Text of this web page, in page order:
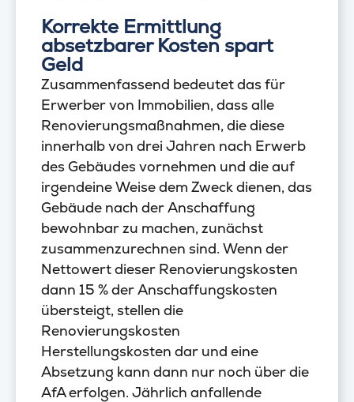
Korrekte Ermittlung
absetzbarer Kosten spart
Geld
Zusammenfassend bedeutet das für
Erwerber von Immobilien, dass alle
Renovierungsmaßnahmen, die diese
innerhalb von drei Jahren nach Erwerb
des Gebäudes vornehmen und die auf
irgendeine Weise dem Zweck dienen, das
Gebäude nach der Anschaffung
bewohnbar zu machen, zunächst
zusammenzurechnen sind. Wenn der
Nettowert dieser Renovierungskosten
dann 15 % der Anschaffungskosten
übersteigt, stellen die
Renovierungskosten
Herstellungskosten dar und eine
Absetzung kann dann nur noch über die
AfA erfolgen. Jährlich anfallende